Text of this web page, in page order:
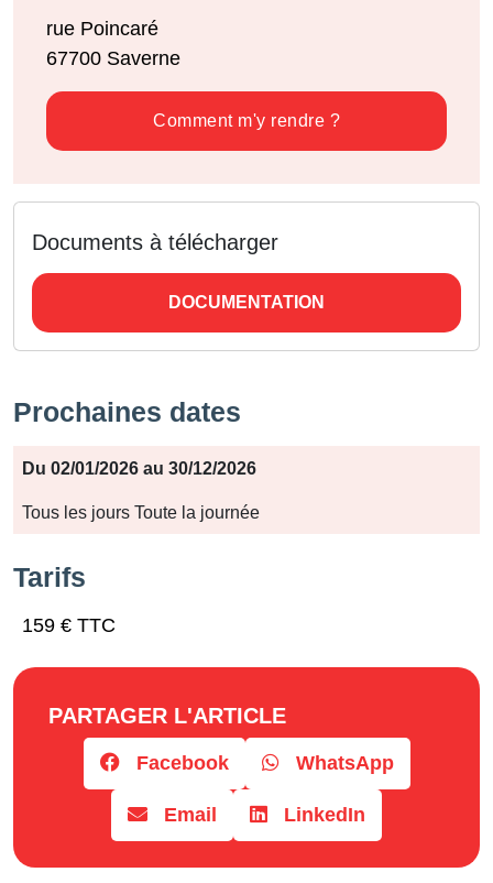
rue Poincaré
67700 Saverne
Comment m'y rendre ?
Documents à télécharger
DOCUMENTATION
Prochaines dates
Période
Jours
Du 02/01/2026 au 30/12/2026
Tous les jours Toute la journée
Tarifs
159 € TTC
PARTAGER L'ARTICLE
Facebook WhatsApp
Email LinkedIn